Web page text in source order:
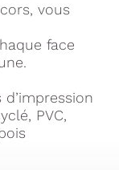
vous
face
PVC,